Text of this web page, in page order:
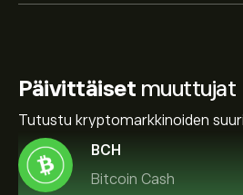
Päivittäiset muuttujat
Tutustu kryptomarkkinoiden
BCH
Bitcoin Cash